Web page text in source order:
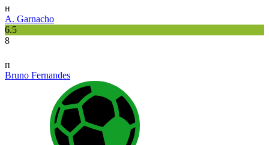
н
A. Garnacho
6.5
8
п
Bruno Fernandes